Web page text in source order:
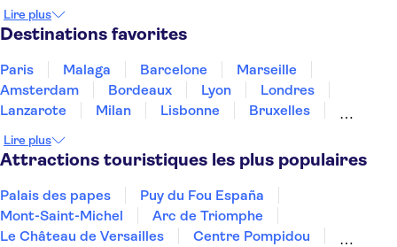
Thaïlande
Tunisie
Lire plus
Destinations favorites
Paris Malaga Barcelone
Marseille
Amsterdam
Bordeaux Lyon
Londres
Lanzarote
Milan Lisbonne
Bruxelles
Dubai
Minorque Copenhague Montpellier
Lire plus
Attractions touristiques les plus populaires
Palais des papes
Puy du Fou España
Mont-Saint-Michel
Arc de Triomphe
Le Château de Versailles
Centre Pompidou